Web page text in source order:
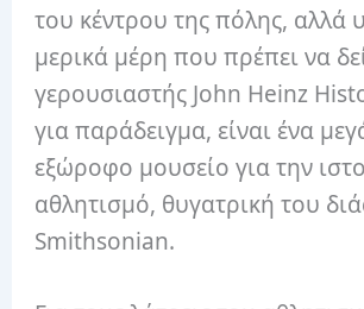
του κέντρου της πόλης, αλλά
μερικά μέρη που πρέπει να
γερουσιαστής John Heinz
για παράδειγμα, είναι ένα
εξώροφο μουσείο για την
αθλητισμό, θυγατρική του
Smithsonian.